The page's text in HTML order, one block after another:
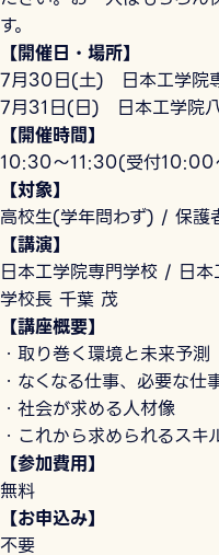
す。
【開催日・場所】
7月30日(土) 日本工学院
7月31日(日) 日本工学院
【開催時間】
10:30～11:30(受付
【対象】
高校生(学年問わず) / 保護
【講演】
日本工学院専門学校 / 日
学校長 千葉 茂
【講座概要】
・取り巻く環境と未来予測
・なくなる仕事、必要な仕
・社会が求める人材像
・これから求められるス
【参加費用】
無料
【お申込み】
不要